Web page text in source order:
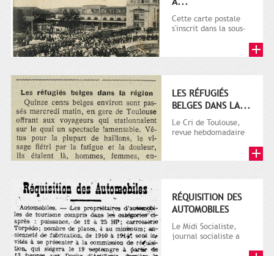
Cette carte postale
s'inscrit dans la sous-
plusieurs milliers de...
LES RÉFUGIÉS
BELGES DANS LA...
Le Cri de Toulouse,
revue hebdomadaire
puis...
RÉQUISITION DES
AUTOMOBILES
Le Midi Socialiste,
journal socialiste a